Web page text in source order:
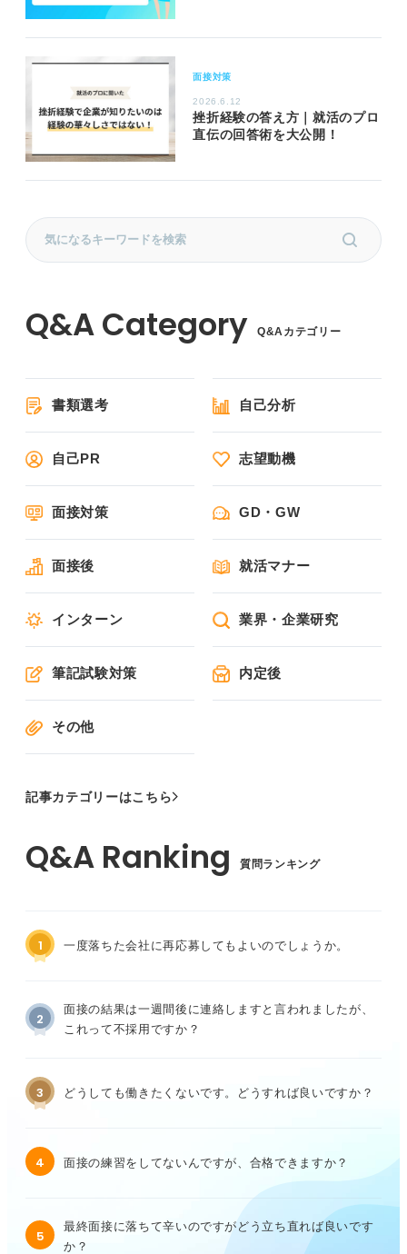
面接対策
2026.6.12
挫折経験の答え方｜就活のプロ
直伝の回答術を大公開！
Q&Aカテゴリー
書類選考 自己分析
自己PR 志望動機
面接対策 GD・GW
面接後 就活マナー
インターン 業界・企業研究
筆記試験対策 内定後
その他
記事カテゴリーはこちら
質問ランキング
1 一度落ちた会社に再応募してもよいのでしょうか。
2
面接の結果は一週間後に連絡しますと言われましたが、
これって不採用ですか？
3 どうしても働きたくないです。どうすれば良いですか？
4 面接の練習をしてないんですが、合格できますか？
5
最終面接に落ちて辛いのですがどう立ち直れば良いです
か？